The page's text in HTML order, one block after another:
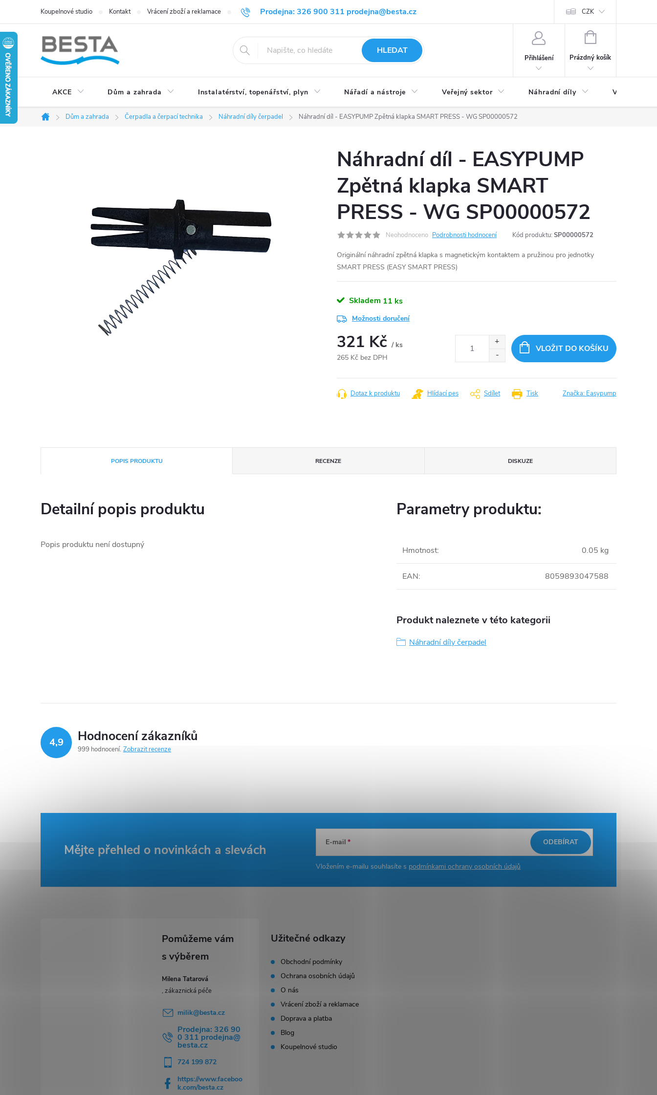
obsah
Prodejna: 326 900 311 prodejna@besta.cz
Koupelnové studio Kontakt Vrácení zboží a reklamace Blog Obchodní podmínky Ochrana osobních údajů CZK
HLEDAT
Přihlášení
NÁKUPNÍ
Prázdný košík
AKCE Dům a zahrada Instalatérství, topenářství, plyn Nářadí a nástroje Veřejný sektor Náhradní díly Výprodej a
Domů
Dům a zahrada Čerpadla a čerpací technika Náhradní díly čerpadel Náhradní díl - EASYPUMP Zpětná klapka SMART PRESS - WG SP00000572
Náhradní díl - EASYPUMP
Zpětná klapka SMART
PRESS - WG SP00000572
Neohodnoceno Podrobnosti hodnocení Kód produktu: SP00000572
Originální náhradní zpětná klapka s magnetickým kontaktem a pružinou pro jednotky
SMART PRESS (EASY SMART PRESS)
Skladem 11 ks
Možnosti doručení
321 Kč / ks
265 Kč bez DPH
cena:
VLOŽIT DO KOŠÍKU
Tisk
Dotaz k produktu Hlídací pes Sdílet Značka: Easypump
POPIS PRODUKTU RECENZE DISKUZE
Detailní popis produktu
Popis produktu není dostupný
Parametry produktu:
Hmotnost: 0.05 kg
EAN: 8059893047588
Produkt naleznete v této kategorii
Náhradní díly čerpadel
4,9 Hodnocení zákazníků
999 hodnocení Zobrazit recenze
Mějte přehled o novinkách a slevách E-mail
Vložením e-mailu souhlasíte s podmínkami ochrany osobních údajů
ODEBÍRAT
Milena Tatarová
milik@besta.cz
Prodejna: 326 90
0 311 prodejna@
besta.cz
724 199 872
https://www.faceboo
k.com/besta.cz
Užitečné odkazy
Obchodní podmínky
Ochrana osobních údajů
O nás
Vrácení zboží a reklamace
Doprava a platba
Blog
Koupelnové studio